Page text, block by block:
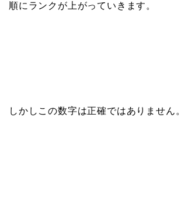
順にランクが上がっていきます。
しかしこの数字は正確ではありません。